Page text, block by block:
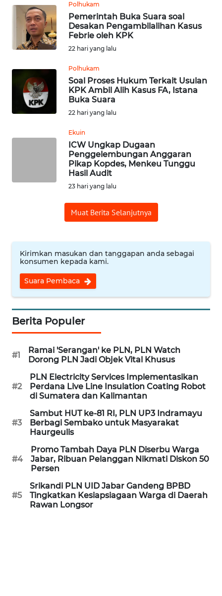
Polhukam
Pemerintah Buka Suara soal
Desakan Pengambilalihan Kasus
Febrie oleh KPK
22 hari yang lalu
Polhukam
Soal Proses Hukum Terkait Usulan
KPK Ambil Alih Kasus FA, Istana
Buka Suara
22 hari yang lalu
Ekuin
ICW Ungkap Dugaan
Penggelembungan Anggaran
Pikap Kopdes, Menkeu Tunggu
Hasil Audit
23 hari yang lalu
Muat Berita Selanjutnya
Kirimkan masukan dan tanggapan anda sebagai
konsumen kepada kami.
Suara Pembaca
Berita Populer
#1
Ramai 'Serangan' ke PLN, PLN Watch
Dorong PLN Jadi Objek Vital Khusus
#2
PLN Electricity Services Implementasikan
Perdana Live Line Insulation Coating Robot
di Sumatera dan Kalimantan
#3
Sambut HUT ke-81 RI, PLN UP3 Indramayu
Berbagi Sembako untuk Masyarakat
Haurgeulis
#4
Promo Tambah Daya PLN Diserbu Warga
Jabar, Ribuan Pelanggan Nikmati Diskon 50
Persen
#5
Srikandi PLN UID Jabar Gandeng BPBD
Tingkatkan Kesiapsiagaan Warga di Daerah
Rawan Longsor
WN
CIANJUR
WN
SERIBU
WN
TANGERANG
CIREBON
KUNINGAN
WN
MAJALENGKA
WN
WN
SUKABUMI
WN
WN
PRIANGAN
TIMUR
SEMARANG